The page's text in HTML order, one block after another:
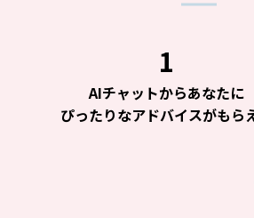
1
AIチャットからあなたに
ぴったりなアドバイスがもら